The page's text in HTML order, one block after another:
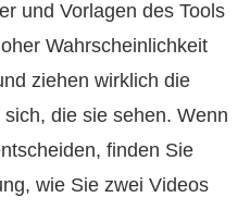
und Vorlagen des Tools
Wahrscheinlichkeit
ziehen wirklich die
die sie sehen. Wenn
finden Sie
wie Sie zwei Videos